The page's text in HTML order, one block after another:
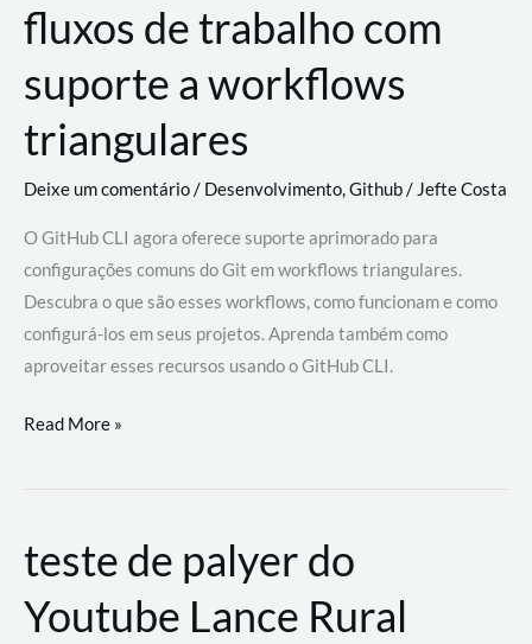
fluxos de trabalho com
suporte a workflows
triangulares
Deixe um comentário/ Desenvolvimento,Github/ Jefte Costa
O GitHub CLI agora oferece suporte aprimorado para
configurações comuns do Git em workflows triangulares.
Descubra o que são esses workflows, como funcionam e como
configurá-los em seus projetos. Aprenda também como
aproveitar esses recursos usando o GitHub CLI.
GitHub
revoluciona
de
trabalho
com
Read More »
teste de palyer do
Youtube Lance Rural